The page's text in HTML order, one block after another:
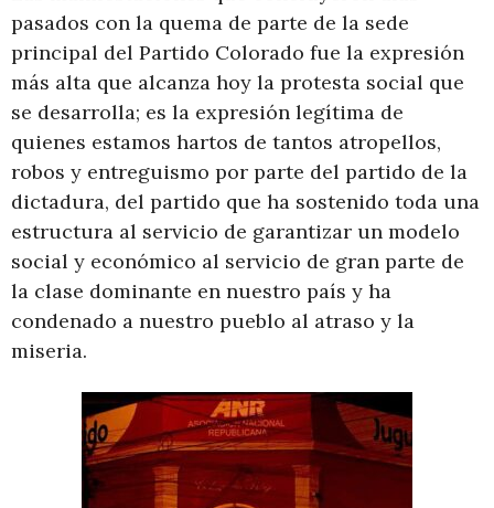
pasados con la quema de parte de la sede
principal del Partido Colorado fue la expresión
más alta que alcanza hoy la protesta social que
se desarrolla; es la expresión legítima de
quienes estamos hartos de tantos atropellos,
robos y entreguismo por parte del partido de la
dictadura, del partido que ha sostenido toda una
estructura al servicio de garantizar un modelo
social y económico al servicio de gran parte de
la clase dominante en nuestro país y ha
condenado a nuestro pueblo al atraso y la
miseria.